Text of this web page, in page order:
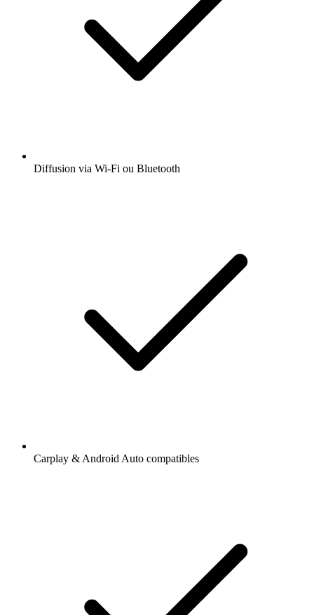
Diffusion via Wi-Fi ou Bluetooth
Carplay & Android Auto compatibles